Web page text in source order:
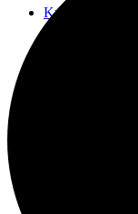
Kur & Tourismus